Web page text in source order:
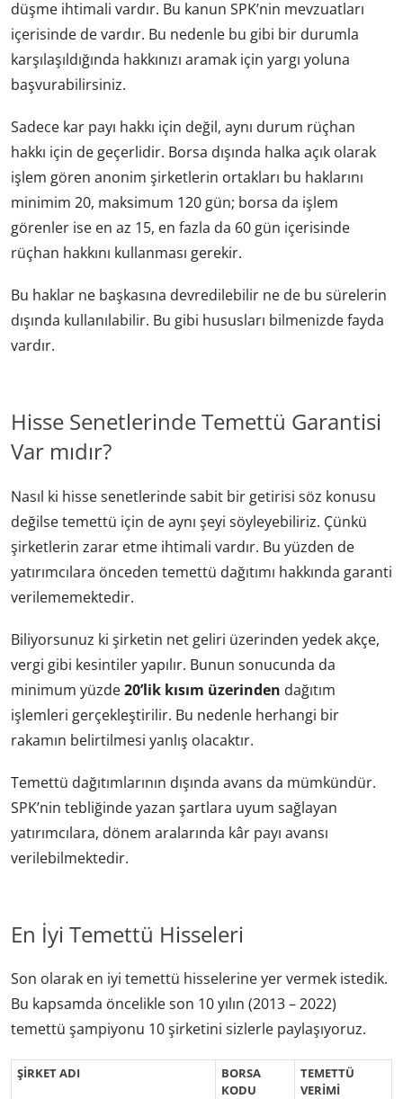
düşme ihtimali vardır. Bu kanun SPK’nin mevzuatları
içerisinde de vardır. Bu nedenle bu gibi bir durumla
karşılaşıldığında hakkınızı aramak için yargı yoluna
başvurabilirsiniz.
Sadece kar payı hakkı için değil, aynı durum rüçhan
hakkı için de geçerlidir. Borsa dışında halka açık olarak
işlem gören anonim şirketlerin ortakları bu haklarını
minimim 20, maksimum 120 gün; borsa da işlem
görenler ise en az 15, en fazla da 60 gün içerisinde
rüçhan hakkını kullanması gerekir.
Bu haklar ne başkasına devredilebilir ne de bu sürelerin
dışında kullanılabilir. Bu gibi hususları bilmenizde fayda
vardır.
Hisse Senetlerinde Temettü Garantisi
Var mıdır?
Nasıl ki hisse senetlerinde sabit bir getirisi söz konusu
değilse temettü için de aynı şeyi söyleyebiliriz. Çünkü
şirketlerin zarar etme ihtimali vardır. Bu yüzden de
yatırımcılara önceden temettü dağıtımı hakkında garanti
verilememektedir.
Biliyorsunuz ki şirketin net geliri üzerinden yedek akçe,
vergi gibi kesintiler yapılır. Bunun sonucunda da
minimum yüzde20’lik kısım üzerinden dağıtım
işlemleri gerçekleştirilir. Bu nedenle herhangi bir
rakamın belirtilmesi yanlış olacaktır.
Temettü dağıtımlarının dışında avans da mümkündür.
SPK’nin tebliğinde yazan şartlara uyum sağlayan
yatırımcılara, dönem aralarında kâr payı avansı
verilebilmektedir.
En İyi Temettü Hisseleri
Son olarak en iyi temettü hisselerine yer vermek istedik.
Bu kapsamda öncelikle son 10 yılın (2013 – 2022)
temettü şampiyonu 10 şirketini sizlerle paylaşıyoruz.
ŞİRKET ADI
BORSA
KODU
TEMETTÜ
VERİMİ